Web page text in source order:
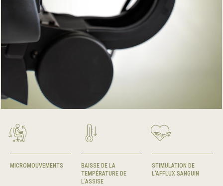
MICROMOUVEMENTS
BAISSE DE LA
TEMPÉRATURE DE
L'ASSISE
STIMULATION DE
L'AFFLUX SANGUIN